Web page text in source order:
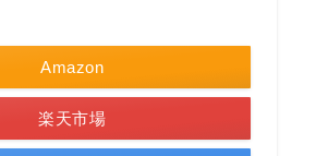
Amazon
楽天市場